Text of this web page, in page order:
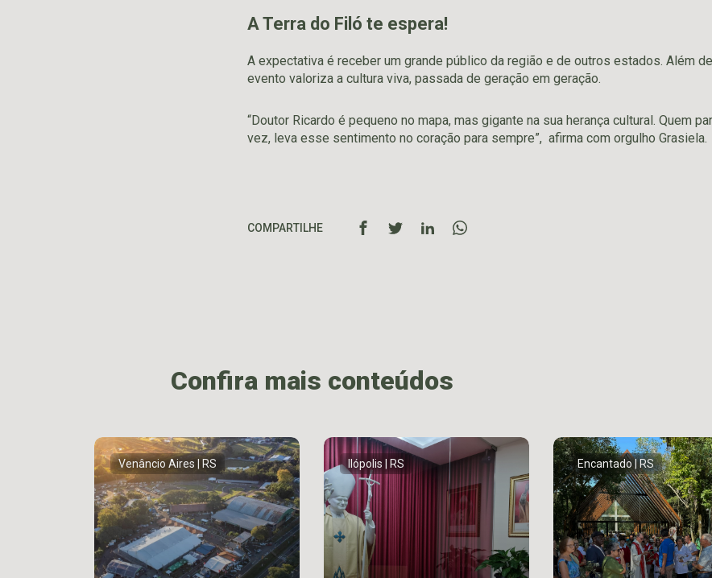
A Terra do Filó te espera!
A expectativa é receber um grande público da região e de outros estados. Além
evento valoriza a cultura viva, passada de geração em geração.
“Doutor Ricardo é pequeno no mapa, mas gigante na sua herança cultural. Quem
vez, leva esse sentimento no coração para sempre”, afirma com orgulho Grasiela.
COMPARTILHE
Confira mais conteúdos
Venâncio Aires | RS Ilópolis | RS Encantado | RS